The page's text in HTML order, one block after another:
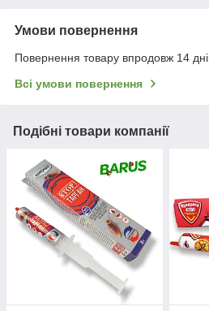
Умови повернення
Повернення товару впродовж 14
Всі умови повернення
Подібні товари компанії